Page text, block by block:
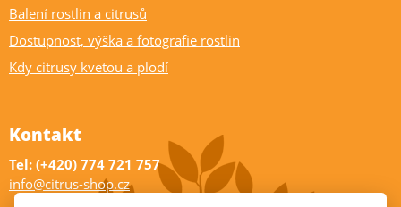
Balení rostlin a citrusů
Dostupnost, výška a fotografie rostlin
Kdy citrusy kvetou a plodí
Kontakt
Tel: (+420) 774 721 757
info@citrus-shop.cz